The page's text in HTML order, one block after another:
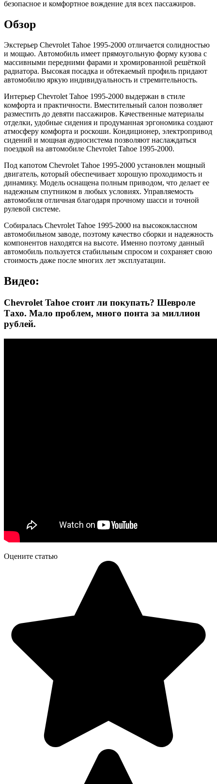
безопасное и комфортное вождение для всех пассажиров.
Обзор
Экстерьер Chevrolet Tahoe 1995-2000 отличается солидностью
и мощью. Автомобиль имеет прямоугольную форму кузова с
массивными передними фарами и хромированной решёткой
радиатора. Высокая посадка и обтекаемый профиль придают
автомобилю яркую индивидуальность и стремительность.
Интерьер Chevrolet Tahoe 1995-2000 выдержан в стиле
комфорта и практичности. Вместительный салон позволяет
разместить до девяти пассажиров. Качественные материалы
отделки, удобные сидения и продуманная эргономика создают
атмосферу комфорта и роскоши. Кондиционер, электропривод
сидений и мощная аудиосистема позволяют наслаждаться
поездкой на автомобиле Chevrolet Tahoe 1995-2000.
Под капотом Chevrolet Tahoe 1995-2000 установлен мощный
двигатель, который обеспечивает хорошую проходимость и
динамику. Модель оснащена полным приводом, что делает ее
надежным спутником в любых условиях. Управляемость
автомобиля отличная благодаря прочному шасси и точной
рулевой системе.
Собиралась Chevrolet Tahoe 1995-2000 на высококлассном
автомобильном заводе, поэтому качество сборки и надежность
компонентов находятся на высоте. Именно поэтому данный
автомобиль пользуется стабильным спросом и сохраняет свою
стоимость даже после многих лет эксплуатации.
Видео:
Chevrolet Tahoe стоит ли покупать? Шевроле
Тахо. Мало проблем, много понта за миллион
рублей.
Оцените статью